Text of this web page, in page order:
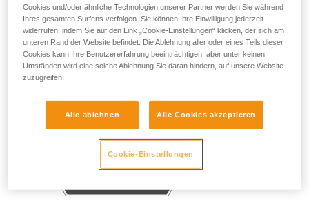
Beispiel für ATEX-Zonen:
Cookies und/oder ähnliche Technologien unserer Partner werden Sie während
Ihres gesamten Surfens verfolgen. Sie können Ihre Einwilligung jederzeit
widerrufen, indem Sie auf den Link „Cookie-Einstellungen“ klicken, der sich am
unteren Rand der Website befindet. Die Ablehnung aller oder eines Teils dieser
Cookies kann Ihre Benutzererfahrung beeinträchtigen, aber unter keinen
Umständen wird eine solche Ablehnung Sie daran hindern, auf unsere Website
zuzugreifen.
Alle ablehnen Alle Cookies akzeptieren
Cookie-Einstellungen